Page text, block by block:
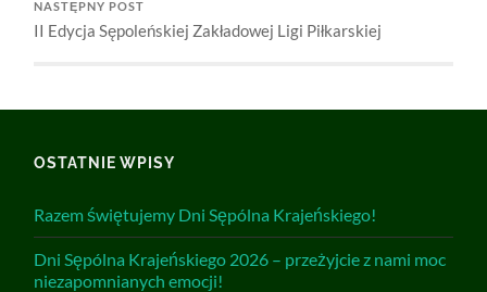
NASTĘPNY POST
II Edycja Sępoleńskiej Zakładowej Ligi Piłkarskiej
OSTATNIE WPISY
Razem świętujemy Dni Sępólna Krajeńskiego!
Dni Sępólna Krajeńskiego 2026 – przeżyjcie z nami moc
niezapomnianych emocji!